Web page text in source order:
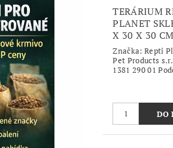
TERÁRIUM
PLANET
X 30 X 30
Značka: Repti
Pet Products
1381 290 01